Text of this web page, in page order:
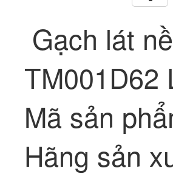
Gạch lát
TM001D62
Mã sản
Hãng sản